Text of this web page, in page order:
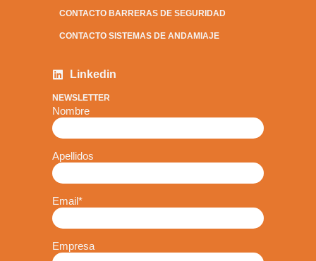
CONTACTO BARRERAS DE SEGURIDAD
CONTACTO SISTEMAS DE ANDAMIAJE
Linkedin
NEWSLETTER
Nombre
Apellidos
Email*
Empresa